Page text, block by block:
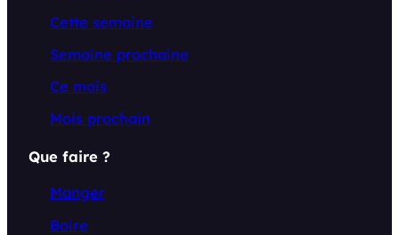
Cette semaine
Semaine prochaine
Ce mois
Mois prochain
Que faire ?
Manger
Boire